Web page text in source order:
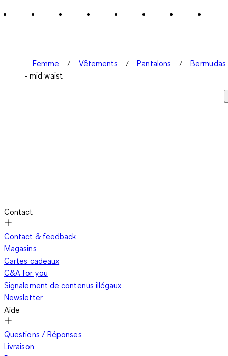
Femme Vêtements Pantalons
Bermudas
- mid waist
Contact
Contact & feedback
Magasins
Cartes cadeaux
C&A for you
Signalement de contenus illégaux
Newsletter
Aide
Questions / Réponses
Livraison